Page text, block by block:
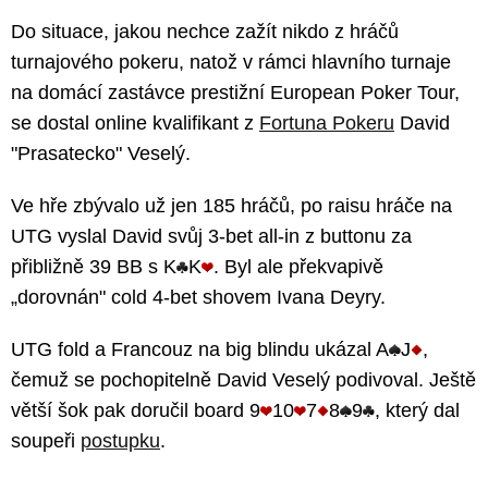
Do situace, jakou nechce zažít nikdo z hráčů
turnajového pokeru, natož v rámci hlavního turnaje
na domácí zastávce prestižní European Poker Tour,
se dostal online kvalifikant z Fortuna Pokeru David
"Prasatecko" Veselý.
Ve hře zbývalo už jen 185 hráčů, po raisu hráče na
UTG vyslal David svůj 3-bet all-in z buttonu za
přibližně 39 BB s K
K
. Byl ale překvapivě
„dorovnán" cold 4-bet shovem Ivana Deyry.
UTG fold a Francouz na big blindu ukázal A J
,
čemuž se pochopitelně David Veselý podivoval. Ještě
větší šok pak doručil board 9 10 7 8 9 , který dal
soupeři postupku.